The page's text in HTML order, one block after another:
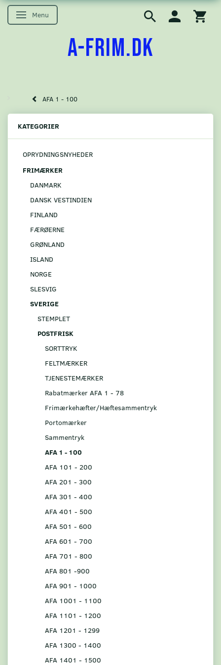
Skifte navigation
Menu
A-FRIM.DK
AFA 1 - 100
KATEGORIER
OPRYDNINGSNYHEDER
FRIMÆRKER
DANMARK
DANSK VESTINDIEN
FINLAND
FÆRØERNE
GRØNLAND
ISLAND
NORGE
SLESVIG
SVERIGE
STEMPLET
POSTFRISK
SORTTRYK
FELTMÆRKER
TJENESTEMÆRKER
Rabatmærker AFA 1 - 78
Frimærkehæfter/Hæftesammentryk
Portomærker
Sammentryk
AFA 1 - 100
AFA 101 - 200
AFA 201 - 300
AFA 301 - 400
AFA 401 - 500
AFA 501 - 600
AFA 601 - 700
AFA 701 - 800
AFA 801 -900
AFA 901 - 1000
AFA 1001 - 1100
AFA 1101 - 1200
AFA 1201 - 1299
AFA 1300 - 1400
AFA 1401 - 1500